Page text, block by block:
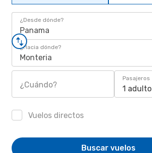
¿Desde dónde?
Panama
¿Hacia dónde?
Monteria
¿Cuándo?
Pasajeros
1 adulto
Vuelos directos
Buscar vuelos